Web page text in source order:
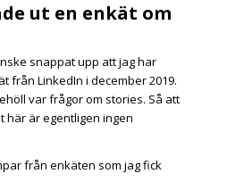
ut en enkät om
snappat upp att jag har
från LinkedIn i december 2019.
var frågor om stories. Så att
här är egentligen ingen
från enkäten som jag fick